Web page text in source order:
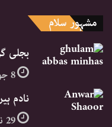
مشہور سلام
بجلی
8 جون, 2024
نادم
29 نومبر, 2019